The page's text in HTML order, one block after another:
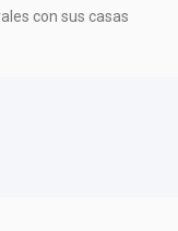
con sus casas